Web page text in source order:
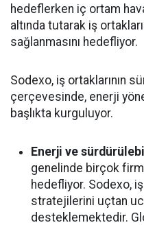
hedeflerken iç ortam
altında tutarak iş
sağlanmasını hedefliyor.
Sodexo, iş ortaklarının
çerçevesinde, enerji
başlıkta kurguluyor.
Enerji ve
genelinde birçok
hedefliyor. Sodexo,
stratejilerini uçtan
desteklemektedir.